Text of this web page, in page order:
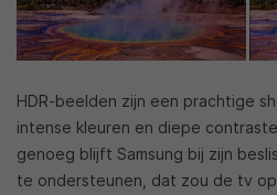
HDR-beelden zijn een prachtige
intense kleuren en diepe
genoeg blijft Samsung bij zijn
te ondersteunen, dat zou de tv